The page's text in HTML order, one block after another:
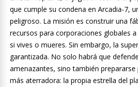
que cumple su condena en Arcadia-7,
peligroso. La misión es construir una
recursos para corporaciones globales
si vives o mueres. Sin embargo, la
garantizada. No solo habrá que
amenazantes, sino también prepararse
más aterradora: la propia estrella del